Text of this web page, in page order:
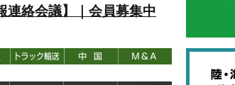
連絡会議】｜会員募集中